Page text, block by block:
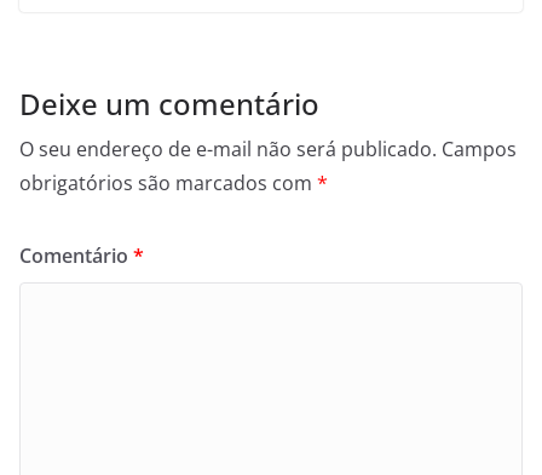
Deixe um comentário
O seu endereço de e-mail não será publicado. Campos
obrigatórios são marcados com *
Comentário *